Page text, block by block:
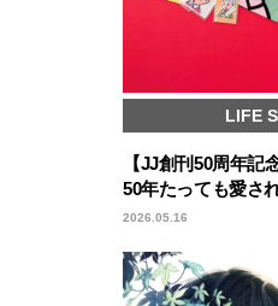
LIFE
【JJ創刊50周年
50年たっても愛さ
2026.05.16